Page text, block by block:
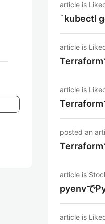
article is
`kubectl
article is
Terraform
article is
Terraform
posted an
Terraform
article is
pyenvで
article is